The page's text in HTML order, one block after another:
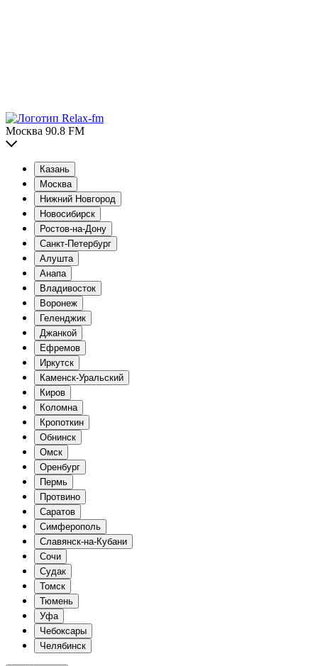
Москва 90.8 FM
Казань
Москва
Нижний Новгород
Новосибирск
Ростов-на-Дону
Санкт-Петербург
Алушта
Анапа
Владивосток
Воронеж
Геленджик
Джанкой
Ефремов
Иркутск
Каменск-Уральский
Киров
Коломна
Кропоткин
Обнинск
Омск
Оренбург
Пермь
Протвино
Саратов
Симферополь
Славянск-на-Кубани
Сочи
Судак
Томск
Тюмень
Уфа
Чебоксары
Челябинск